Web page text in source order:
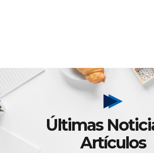
Últimas
Artículos